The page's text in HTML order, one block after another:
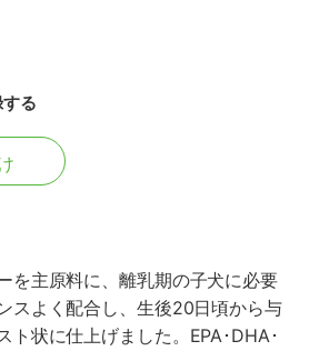
る
を主原料に、離乳期の子犬に必要
スよく配合し、生後20日頃から与
ト状に仕上げました。EPA･DHA･